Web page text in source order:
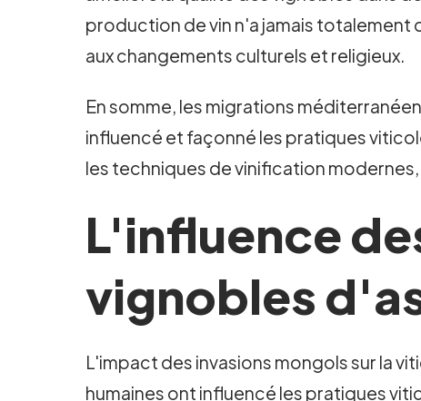
production de vin n'a jamais totalement
aux changements culturels et religieux.
En somme, les migrations
influencé et façonné les pratiques
les techniques de vinification
L'influence
vignobles
L'impact des invasions mongols sur la
humaines ont influencé les pratiques